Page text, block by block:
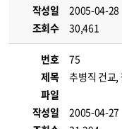
작성일
2005-04-28
조회수
30,461
번호
75
제목
추병직 건교,
파일
작성일
2005-04-27